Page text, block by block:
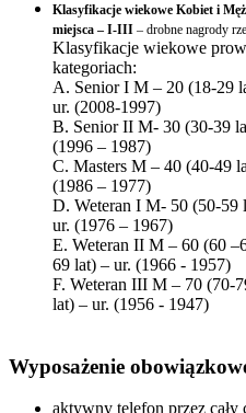
Klasyfikacje wiekowe Kobiet i
miejsca – I-III – drobne nagrody
Klasyfikacje wiekowe
kategoriach:
A. Senior I M – 20 (18-29
ur. (2008-1997)
B. Senior II M- 30 (30-39
(1996 – 1987)
C. Masters M – 40 (40-49
(1986 – 1977)
D. Weteran I M- 50 (50-59
ur. (1976 – 1967)
E. Weteran II M – 60 (60
69 lat) – ur. (1966 - 1957)
F. Weteran III M – 70 (70-
lat) – ur. (1956 - 1947)
Wyposażenie
aktywny telefon przez cały